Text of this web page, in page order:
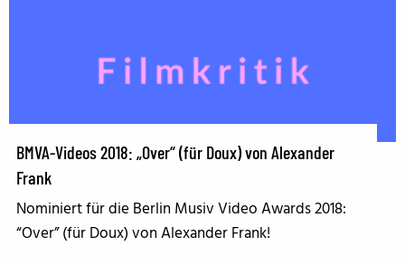
BMVA-Videos 2018: „Over“ (für Doux) von Alexander
Frank
Nominiert für die Berlin Musiv Video Awards 2018:
“Over” (für Doux) von Alexander Frank!